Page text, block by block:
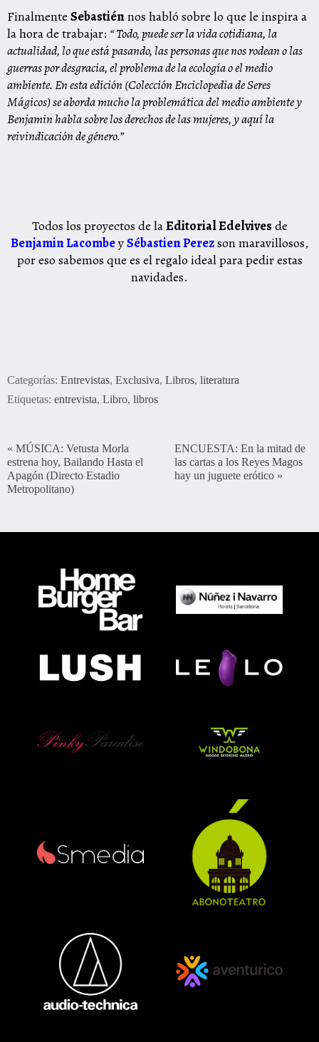
Finalmente Sebastiénnos habló sobre lo que le inspira a
la hora de trabajar: “Todo, puede ser la vida cotidiana, la
actualidad, lo que está pasando, las personas que nos rodean o las
guerras por desgracia, el problema de la ecología o el medio
ambiente. En esta edición (Colección Enciclopedia de Seres
Mágicos) se aborda mucho la problemática del medio ambiente y
Benjamin habla sobre los derechos de las mujeres, y aquí la
reivindicación de género.”
Todos los proyectos de laEditorial Edelvives de
Benjamin LacombeySébastien Perezson maravillosos,
por eso sabemos que es el regalo ideal para pedir estas
navidades.
Categorías: Entrevistas, Exclusiva, Libros, literatura
Etiquetas: entrevista, Libro, libros
« MÚSICA: Vetusta Morla
estrena hoy, Bailando Hasta el
Apagón (Directo Estadio
Metropolitano)
ENCUESTA: En la mitad de
las cartas a los Reyes Magos
hay un juguete erótico »